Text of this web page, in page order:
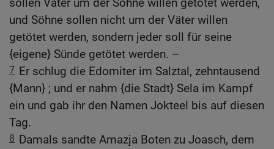
sollen Väter um der Söhne willen getötet werden,
und Söhne sollen nicht um der Väter willen
getötet werden, sondern jeder soll für seine
{eigene} Sünde getötet werden. –
7 Er schlug die Edomiter im Salztal, zehntausend
{Mann} ; und er nahm {die Stadt} Sela im Kampf
ein und gab ihr den Namen Jokteel bis auf diesen
Tag.
8 Damals sandte Amazja Boten zu Joasch, dem